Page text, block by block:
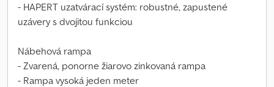
- HAPERT uzatvárací systém: robustné, zapustené
uzávery s dvojitou funkciou
Nábehová rampa
- Zvarená, ponorne žiarovo zinkovaná rampa
- Rampa vysoká jeden meter